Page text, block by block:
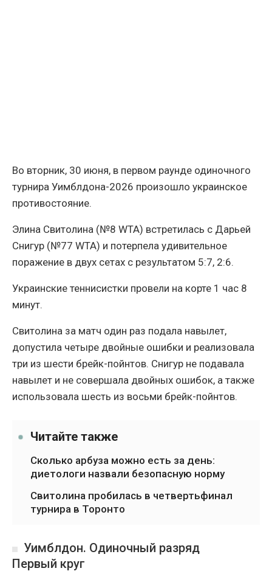
Во вторник, 30 июня, в первом раунде одиночного
турнира Уимблдона-2026 произошло украинское
противостояние.
Элина Свитолина (№8 WTA) встретилась с Дарьей
Снигур (№77 WTA) и потерпела удивительное
поражение в двух сетах с результатом 5:7, 2:6.
Украинские теннисистки провели на корте 1 час 8
минут.
Свитолина за матч один раз подала навылет,
допустила четыре двойные ошибки и реализовала
три из шести брейк-пойнтов. Снигур не подавала
навылет и не совершала двойных ошибок, а также
использовала шесть из восьми брейк-пойнтов.
Читайте также
Сколько арбуза можно есть за день:
диетологи назвали безопасную норму
Свитолина пробилась в четвертьфинал
турнира в Торонто
Уимблдон. Одиночный разряд
Первый круг